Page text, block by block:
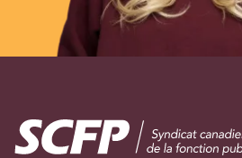
Image